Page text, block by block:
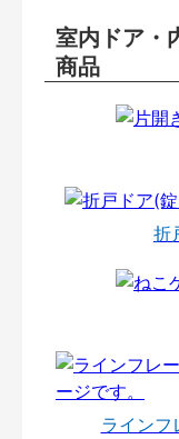
室内ドア・
商品
折
ライン